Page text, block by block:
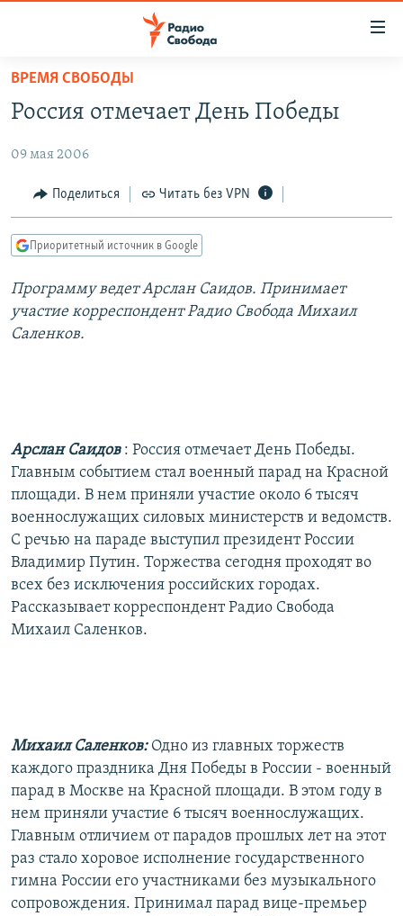
упрощенного
доступа
содержанию
Вернутся
навигации
Вернутся
АВТОРСКИЕ ПРОЕКТЫ
ЦИТАТЫ СВОБОДЫ
КУЛЬТУРА
IDEL.РЕАЛИИ
КАВКАЗ.РЕАЛИИ
ПОДПИШИТЕСЬ НА РАССЫЛКУ
СОЦИАЛЬНЫЕ СЕТИ
Все сайты РСЕ/РС
ВРЕМЯ СВОБОДЫ
Россия отмечает День Победы
09 мая 2006
Поделиться Читать без VPN
Приоритетный источник в Google
Программу ведет Арслан Саидов. Принимает
участие корреспондент Радио Свобода Михаил
Саленков.
Арслан Саидов : Россия отмечает День Победы.
Главным событием стал военный парад на Красной
площади. В нем приняли участие около 6 тысяч
военнослужащих силовых министерств и ведомств.
С речью на параде выступил президент России
Владимир Путин. Торжества сегодня проходят во
всех без исключения российских городах.
Рассказывает корреспондент Радио Свобода
Михаил Саленков.
Михаил Саленков: Одно из главных торжеств
каждого праздника Дня Победы в России - военный
парад в Москве на Красной площади. В этом году в
нем приняли участие 6 тысяч военнослужащих.
Главным отличием от парадов прошлых лет на этот
раз стало хоровое исполнение государственного
гимна России его участниками без музыкального
сопровождения. Принимал парад вице-премьер